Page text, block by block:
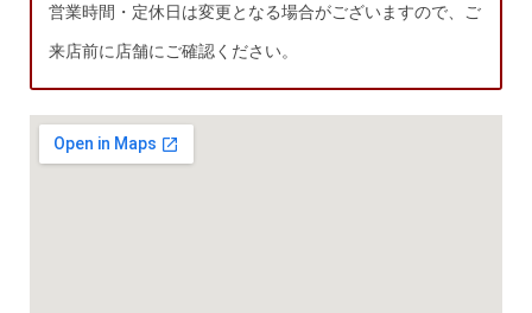
営業時間・定休日は変更となる場合がございますので、ご
来店前に店舗にご確認ください。